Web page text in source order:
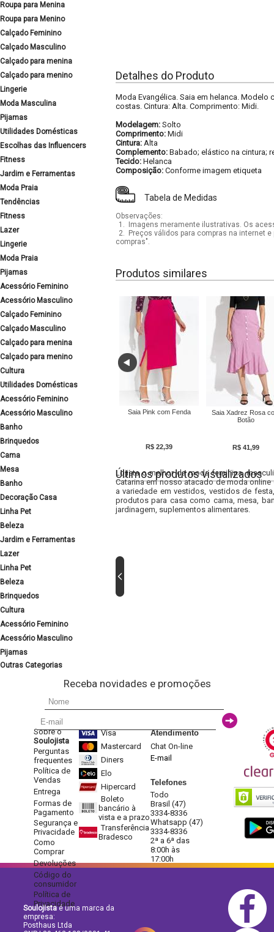
Roupa para Menina
Roupa para Menino
Calçado Feminino
Calçado Masculino
Calçado para menina
Calçado para menino
Lingerie
Moda Masculina
Pijamas
Utilidades Domésticas
Escolhas das Influencers
Fitness
Jardim e Ferramentas
Moda Praia
Tendências
Fitness
Lazer
Lingerie
Moda Praia
Pijamas
Acessório Feminino
Acessório Masculino
Calçado Feminino
Calçado Masculino
Calçado para menina
Calçado para menino
Cultura
Utilidades Domésticas
Acessório Feminino
Acessório Masculino
Banho
Brinquedos
Cama
Mesa
Banho
Decoração Casa
Linha Pet
Beleza
Jardim e Ferramentas
Lazer
Linha Pet
Beleza
Brinquedos
Cultura
Acessório Feminino
Acessório Masculino
Pijamas
Outras Categorias
Detalhes do Produto
Moda Evangélica. Saia em helanca.
costas. Cintura: Alta. Comprimento: Midi.
Modelagem: Solto
Comprimento: Midi
Cintura: Alta
Complemento: Babado; elástico na cintura;
Tecido: Helanca
Composição: Conforme imagem etiqueta
Tabela de Medidas
Observações:
1.
Imagens meramente ilustrativas. Os
2.
Preços válidos para compras na internet
compras".
Produtos similares
Saia Pink com Fenda
R$ 22,39
Saia Xadrez Rosa
Botão
R$ 41,99
Últimos produtos visualizados
Lojista o melhor da moda feminina,
Catarina em nosso atacado de moda
a variedade em vestidos, vestidos de
produtos para casa como cama, mesa,
jardinagem, suplementos alimentares.
Receba novidades e promoções
Sobre o
Soulojista
Perguntas
frequentes
Política de
Vendas
Entrega
Formas de
Pagamento
Segurança e
Privacidade
Como
Comprar
Devoluções
Código do
consumidor
Política de
Privacidade
Visa
Mastercard
Diners
Elo
Hipercard
Boleto
bancário à
vista e a prazo
Transferência
Bradesco
Atendimento
Chat On-line
E-mail
Telefones
Todo
Brasil (47)
3334-8336
Whatsapp (47)
3334-8336
2ª a 6ª das
8:00h às
17:00h
Soulojistaé uma marca da
empresa:
Posthaus Ltda